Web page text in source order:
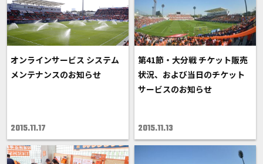
オンラインサービス システム
メンテナンスのお知らせ
2015.11.17
第41節・大分戦 チケット販売
状況、および当日のチケット
サービスのお知らせ
2015.11.13